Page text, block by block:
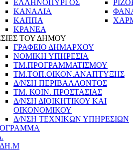
ΕΛΛΗΝΟΠΥΡΓΟΣ
ΚΑΝΑΛΙΑ
ΚΑΠΠΑ
ΚΡΑΝΕΑ
ΤΟΥ ΔΗΜΟΥ
ΓΡΑΦΕΙΟ ΔΗΜΑΡΧΟΥ
ΝΟΜΙΚΗ ΥΠΗΡΕΣΙΑ
ΤΜ.ΠΡΟΓΡΑΜΜΑΤΙΣΜΟΥ
ΤΜ.ΤΟΠ.ΟΙΚΟΝ.ΑΝΑΠΤΥΞΗΣ
Δ/ΝΣΗ ΠΕΡΙΒΑΛΛΟΝΤΟΣ
ΤΜ. ΚΟΙΝ. ΠΡΟΣΤΑΣΙΑΣ
Δ/ΝΣΗ ΔΙΟΙΚΗΤΙΚΟΥ ΚΑΙ
ΟΙΚΟΝΟΜΙΚΟΥ
Δ/ΝΣΗ ΤΕΧΝΙΚΩΝ ΥΠΗΡΕΣΙΩΝ